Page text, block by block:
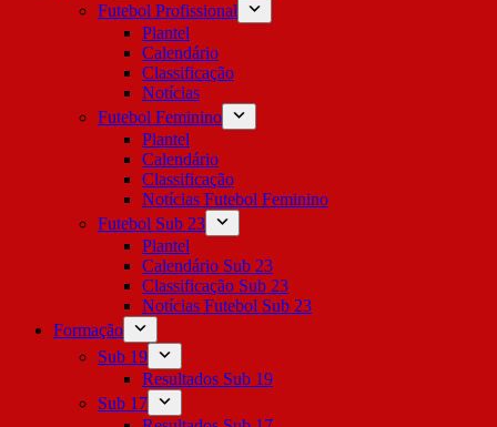
Futebol Profissional
Plantel
Calendário
Classificação
Notícias
Futebol Feminino
Plantel
Calendário
Classificação
Notícias Futebol Feminino
Futebol Sub 23
Plantel
Calendário Sub 23
Classificação Sub 23
Notícias Futebol Sub 23
Formação
Sub 19
Resultados Sub 19
Sub 17